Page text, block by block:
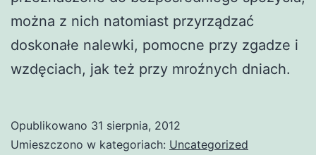
można z nich natomiast przyrządzać
doskonałe nalewki, pomocne przy zgadze i
wzdęciach, jak też przy mroźnych dniach.
Opublikowano 31 sierpnia, 2012
Umieszczono w kategoriach: Uncategorized